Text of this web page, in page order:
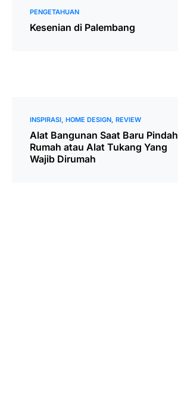
PENGETAHUAN
Kesenian di Palembang
INSPIRASI HOME DESIGN REVIEW
Alat Bangunan Saat Baru Pindah
Rumah atau Alat Tukang Yang
Wajib Dirumah